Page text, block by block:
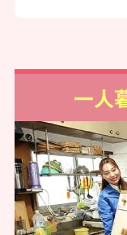
一人